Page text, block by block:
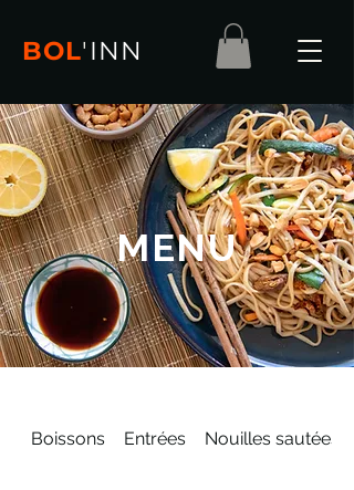
BOL' INN
MENU
Boissons Entrées Nouilles sautées